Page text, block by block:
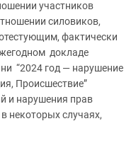
участников
силовиков,
фактически
докладе
“2024 год — нарушение
Происшествие”
и нарушения прав
некоторых случаях,